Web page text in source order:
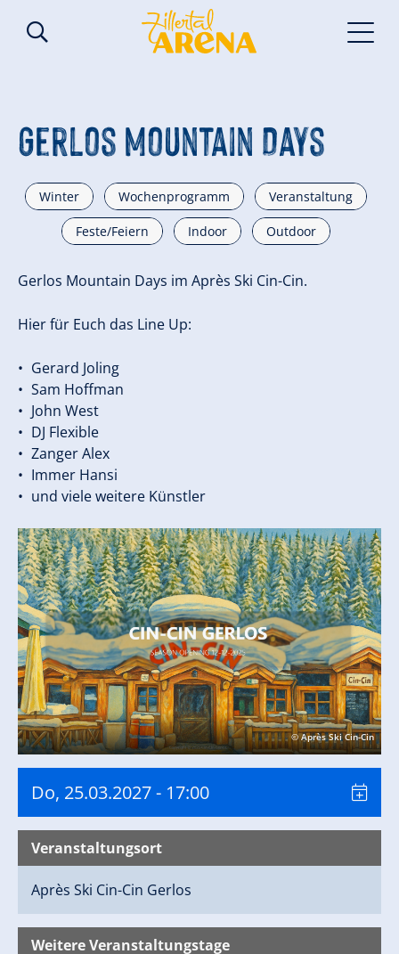
Gerlos Mountain Days
Winter Wochenprogramm Veranstaltung
Feste/Feiern Indoor Outdoor
Gerlos Mountain Days im Après Ski Cin-Cin.
Hier für Euch das Line Up:
Gerard Joling
Sam Hoffman
John West
DJ Flexible
Zanger Alex
Immer Hansi
und viele weitere Künstler
© Après Ski Cin-Cin
Do, 25.03.2027- 17:00
Veranstaltungsort
Après Ski Cin-Cin Gerlos
Weitere Veranstaltungstage